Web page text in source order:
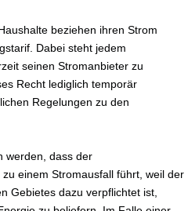
beziehen ihren Strom
Dabei steht jedem
seinen Stromanbieter zu
Recht lediglich temporär
Regelungen zu den
werden, dass der
einem Stromausfall führt, weil der
Gebietes dazu verpflichtet ist,